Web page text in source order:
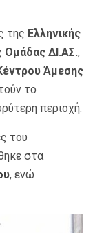
της Ελληνικής
Ομάδας ΔΙ.ΑΣ.,
Άμεσης
το
περιοχή.
του
στα
, ενώ